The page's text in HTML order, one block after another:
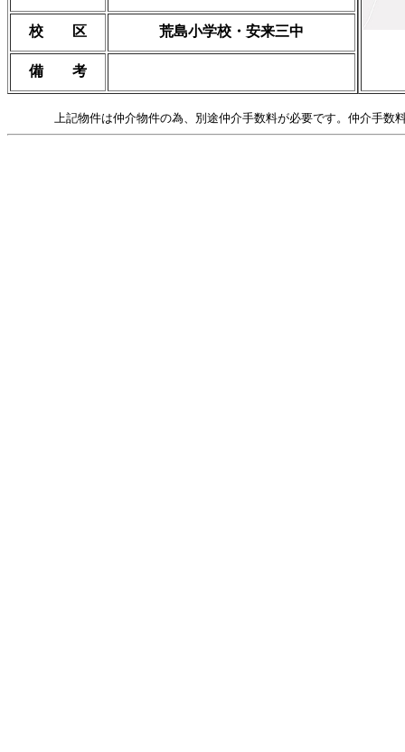
校 区 荒島小学校・安来三中
備 考
上記物件は仲介物件の為、別途仲介手数料が必要です。仲介手数料